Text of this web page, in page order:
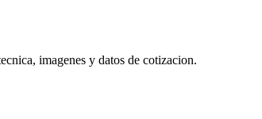
imagenes y datos de cotizacion.